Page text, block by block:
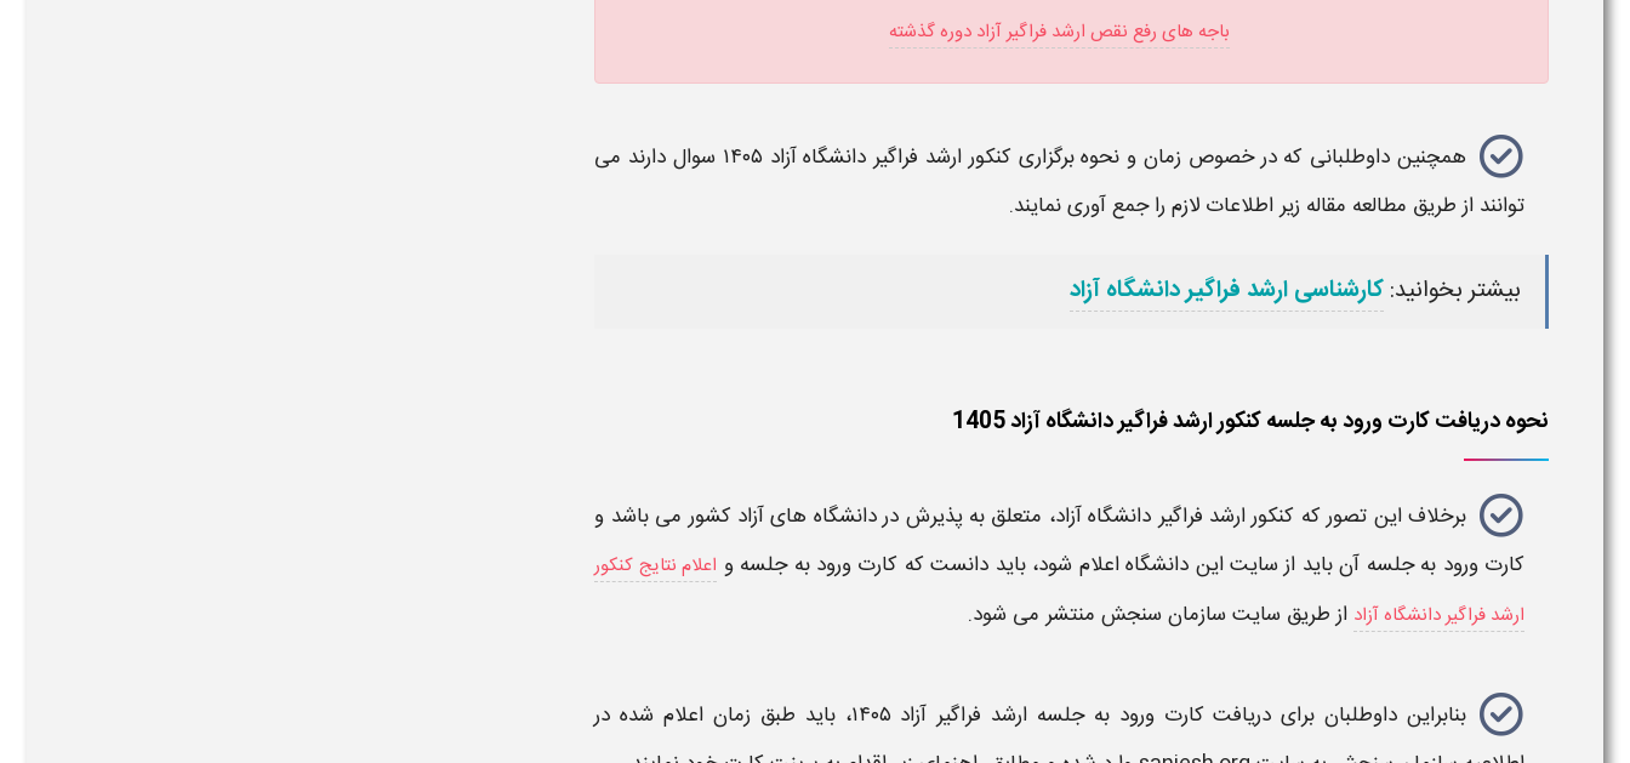
باجه های رفع نقص ارشد فراگیر آزاد دوره گذشته
همچنین داوطلبانی که در خصوص زمان و نحوهبرگزاری کنکور ارشد فراگیر دانشگاه آزاد ۱۴۰۵
سوال دارند می
توانند از طریق مطالعه مقاله زیر اطلاعات لازم را جمع آوری نمایند.
بیشتر بخوانید:کارشناسی ارشد فراگیر دانشگاه آزاد
نحوه دریافت کارت ورود به جلسه کنکور ارشد فراگیر دانشگاه آزاد 1405
برخلاف این تصور که کنکور ارشد فراگیر دانشگاه آزاد، متعلق به پذیرش دردانشگاه های آزاد کشور می باشد و
کارت ورود به جلسه آن باید از سایت این دانشگاهاعلام شود، باید دانست که کارت ورود به جلسه و اعلام نتایج کنکور
ارشد فراگیر دانشگاه آزاد از طریق سایت سازمان سنجش منتشر می شود.
بنابراین داوطلبان برایدریافت کارت ورود به جلسه ارشد فراگیر آزاد ۱۴۰۵، باید طبق زمان اعلام شده در